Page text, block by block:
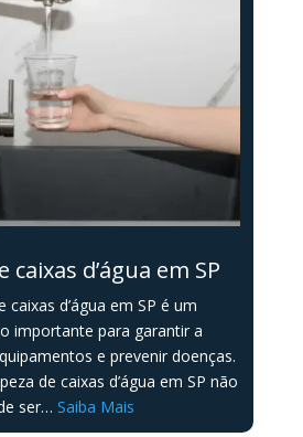
caixas d’água em SP
caixas d’água em SP é um
importante para garantir a
e prevenir doenças.
de caixas d’água em SP não
ser… Saiba Mais